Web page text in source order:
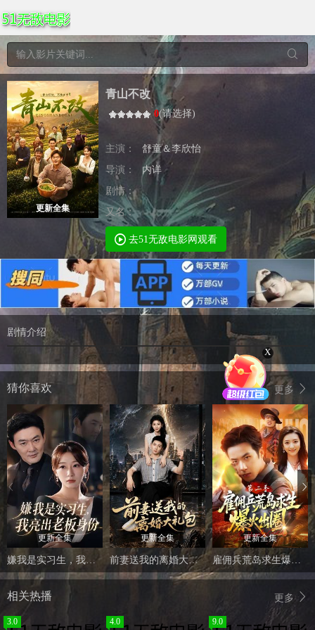
更新全集
青山不改
0(请选择)
主演：
舒童＆李欣怡
导演：
内详
剧情：
又名：
去51无敌电影网观看
剧情介绍
更多
猜你喜欢
更新全集
嫌我是实习生，我亮出老板身份
更新全集
前妻送我的离婚大礼包
更新全集
雇佣兵荒岛求生爆火出圈第二季
更多
相关热播
3.0 4.0 9.0
X